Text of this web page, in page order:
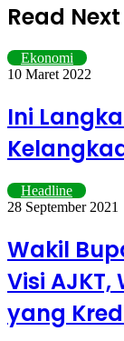
Read Next
Ekonomi
10 Maret 2022
Ini
Headline
28 September 2021
Wakil
Visi
yang